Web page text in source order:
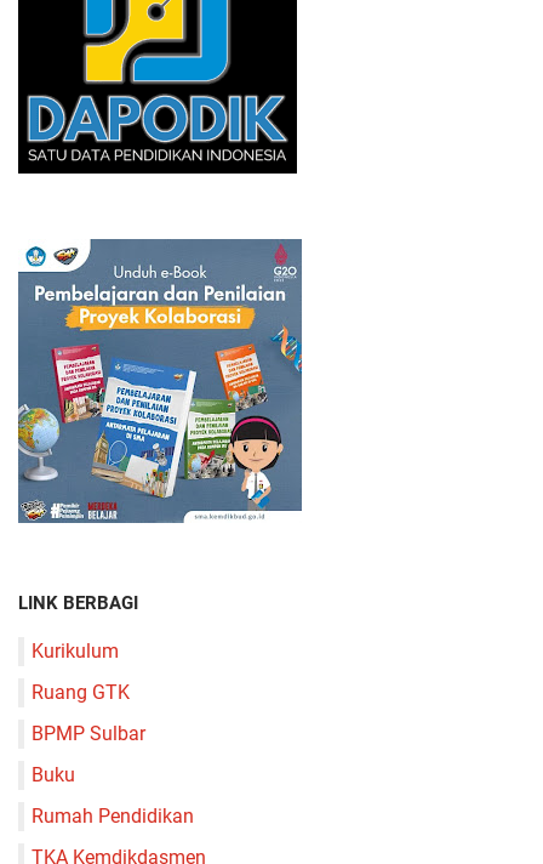
LINK BERBAGI
Kurikulum
Ruang GTK
BPMP Sulbar
Buku
Rumah Pendidikan
TKA Kemdikdasmen